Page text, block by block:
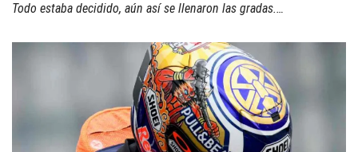
Todo estaba decidido, aún así se llenaron las gradas.…